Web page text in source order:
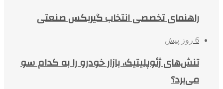
راهنمای تخصصی انتخاب گیربکس صنعتی
6 روز پیش
تنش‌های ژئوپلیتیک، بازار خودرو را به کدام سو
می‌برد؟